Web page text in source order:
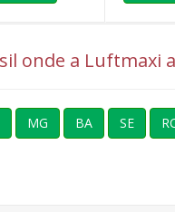
onde a Luftmaxi
MG BA SE